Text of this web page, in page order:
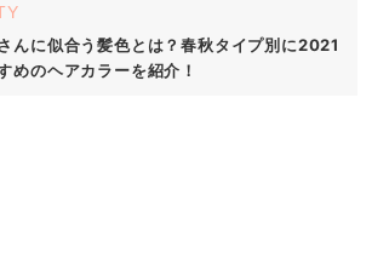
んに似合う髪色とは？春秋タイプ別に2021
めのヘアカラーを紹介！